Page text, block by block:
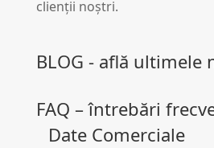
clienții noștri.
BLOG - află ultimele
FAQ – întrebări
Date Comerciale